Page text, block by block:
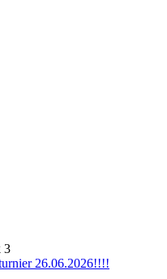
26.06.2026!!!!